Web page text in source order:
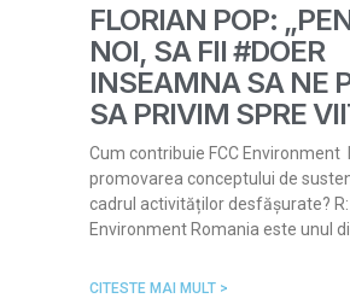
FLORIAN POP:
NOI, SA FII #DOER
INSEAMNA SA NE
SA PRIVIM SPRE
Cum contribuie FCC Environment
promovarea conceptului de
cadrul activităților desfășurate? R:
Environment Romania este unul
CITESTE MAI MULT >